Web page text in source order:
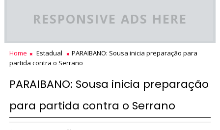
RESPONSIVE ADS HERE
Home Estadual
PARAIBANO: Sousa inicia preparação para
partida contra o Serrano
PARAIBANO: Sousa inicia preparação
para partida contra o Serrano